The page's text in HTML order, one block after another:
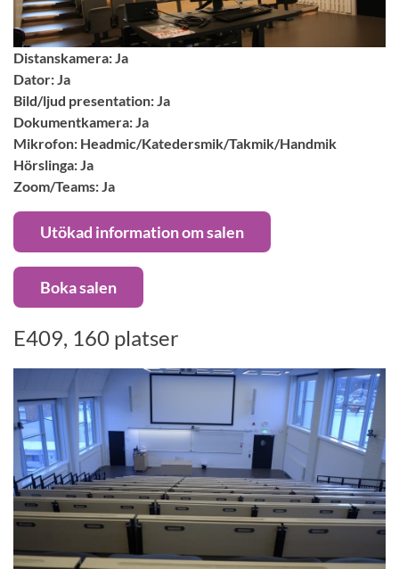
Distanskamera: Ja
Dator: Ja
Bild/ljud presentation: Ja
Dokumentkamera: Ja
Mikrofon: Headmic/Katedersmik/Takmik/Handmik
Hörslinga: Ja
Zoom/Teams: Ja
Utökad information om salen
Boka salen
E409, 160 platser